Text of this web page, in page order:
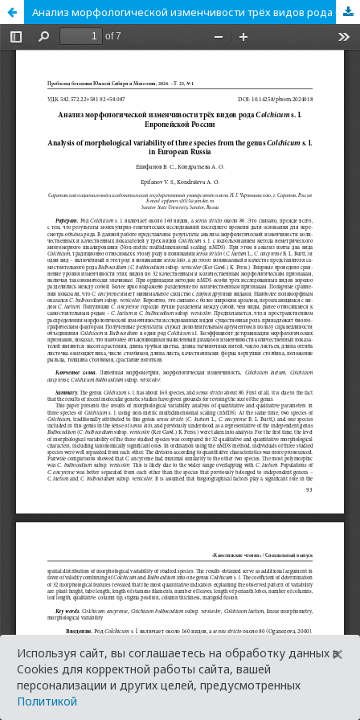
Анализ морфологической изменчивости трёх видов рода Colchicum s. l. Европейской России
Используя сайт, вы соглашаетесь на обработку данных в
Cookies для корректной работы сайта, вашей
персонализации и других целей, предусмотренных
Политикой
×